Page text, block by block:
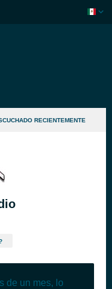
RECIENTEMENTE
de un mes, lo